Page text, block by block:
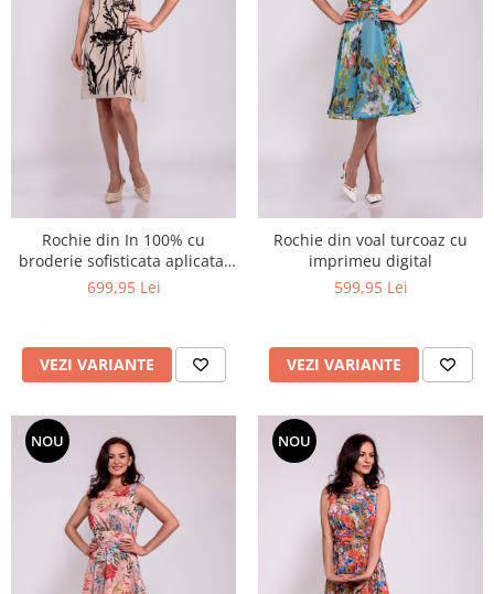
Rochie din In 100% cu
broderie sofisticata aplicata-
rochia statement a verii
699,95 Lei
VEZI VARIANTE
Rochie din voal turcoaz cu
imprimeu digital
599,95 Lei
VEZI VARIANTE
NOU NOU